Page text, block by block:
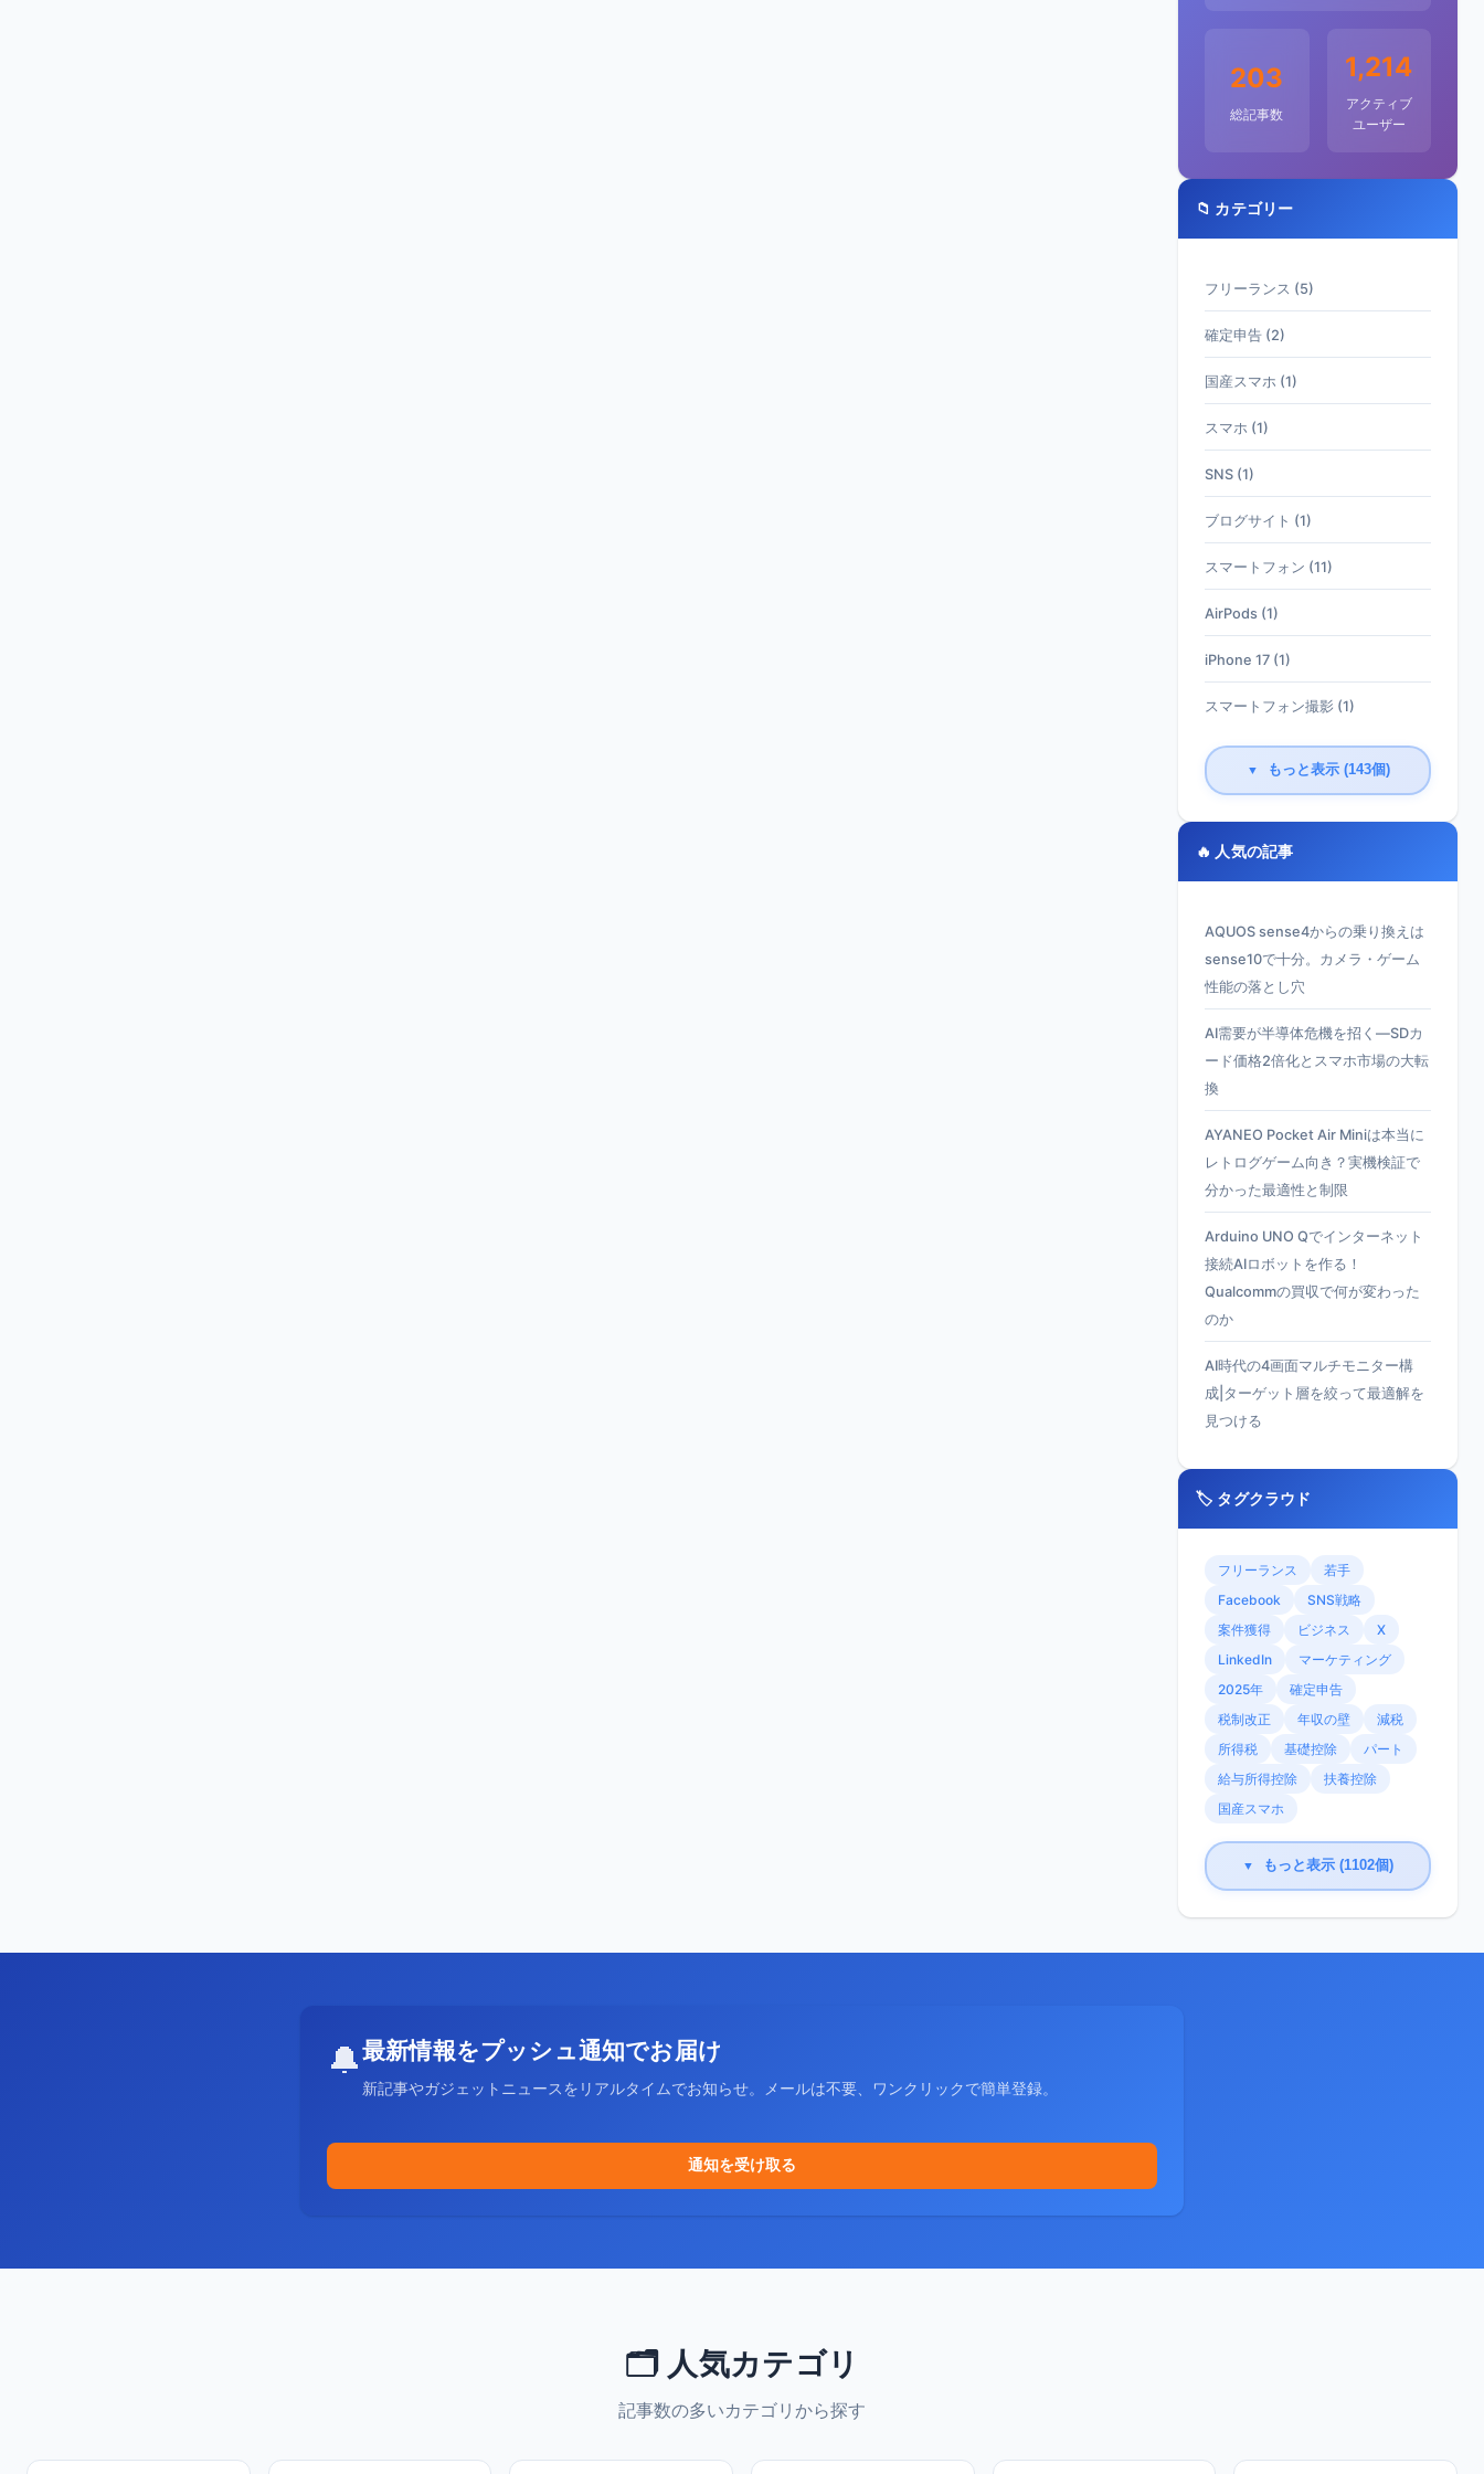
203
総記事数
1,214
アクティブ
ユーザー
📁 カテゴリー
フリーランス (5)
確定申告 (2)
国産スマホ (1)
スマホ (1)
SNS (1)
ブログサイト (1)
スマートフォン (11)
AirPods (1)
iPhone 17 (1)
スマートフォン撮影 (1)
▼ もっと表示 (143個)
🔥 人気の記事
AQUOS sense4からの乗り換えは
sense10で十分。カメラ・ゲーム
性能の落とし穴
AI需要が半導体危機を招く—SDカ
ード価格2倍化とスマホ市場の大転
換
AYANEO Pocket Air Miniは本当に
レトログゲーム向き？実機検証で
分かった最適性と制限
Arduino UNO Qでインターネット
接続AIロボットを作る！
Qualcommの買収で何が変わった
のか
AI時代の4画面マルチモニター構
成|ターゲット層を絞って最適解を
見つける
🏷️ タグクラウド
フリーランス
若手
Facebook
SNS戦略
案件獲得
ビジネス
X
LinkedIn
マーケティング
2025年
確定申告
税制改正
年収の壁
減税
所得税
基礎控除
パート
給与所得控除
扶養控除
国産スマホ
▼ もっと表示 (1102個)
🔔最新情報をプッシュ通知でお届け
新記事やガジェットニュースをリアルタイムでお知らせ。メールは不要、ワンクリックで簡単登録。
通知を受け取る
🗂️ 人気カテゴリ
記事数の多いカテゴリから探す